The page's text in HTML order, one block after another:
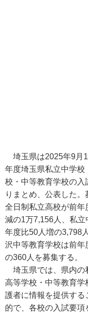
埼玉県は2025年9月
年度埼玉県私立中学校
校・中等教育学校の入
りまとめ、公表した。
全日制私立高校が前年
減の1万7,156人、私立
年度比50人増の3,798
沢中等教育学校は前年
の360人を募集する。
埼玉県では、県内の
高等学校・中等教育
護者に情報を提供する
的で、各校の入試要